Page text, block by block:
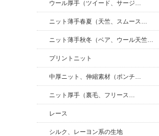
ウール厚手（ツイード、サージ…
ニット薄手春夏（天竺、スムース…
ニット薄手秋冬（ベア、ウール天竺…
プリントニット
中厚ニット、伸縮素材（ポンチ…
ニット厚手（裏毛、フリース…
レース
シルク、レーヨン系の生地